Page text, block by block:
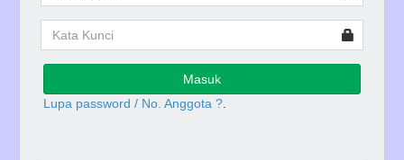
Masuk
Lupa password / No. Anggota ?